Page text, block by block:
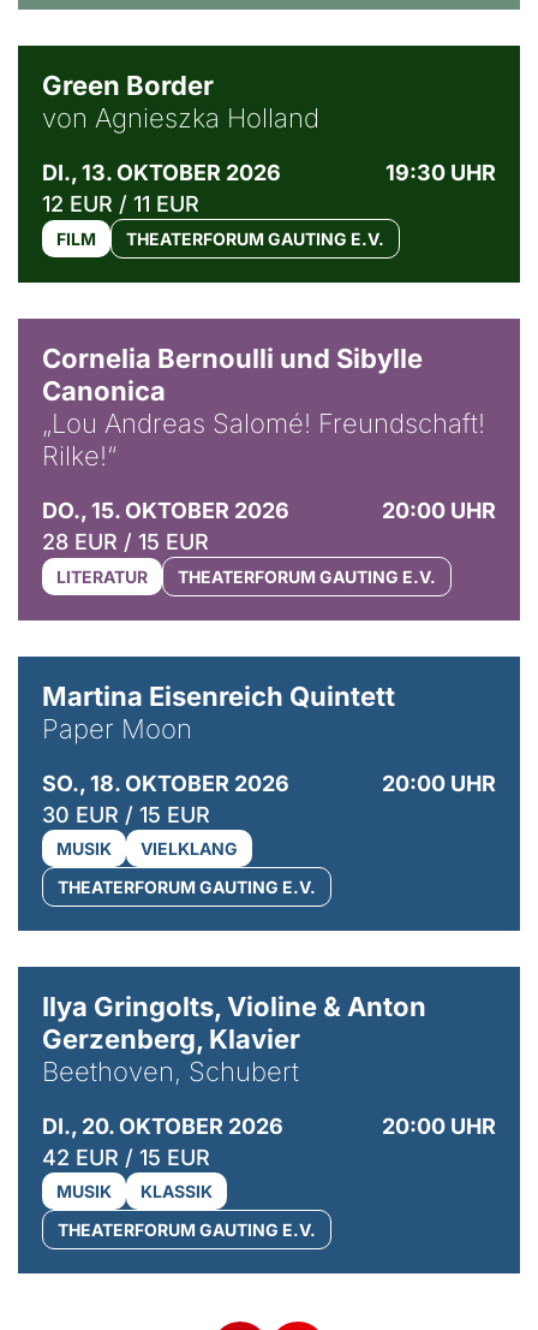
Green Border
von Agnieszka Holland
DI., 13. OKTOBER 2026
19:30 UHR
12 EUR / 11 EUR
FILM THEATERFORUM GAUTING E.V.
Cornelia Bernoulli und Sibylle
Canonica
„Lou Andreas Salomé! Freundschaft!
Rilke!“
DO., 15. OKTOBER 2026
20:00 UHR
28 EUR / 15 EUR
LITERATUR THEATERFORUM GAUTING E.V.
Martina Eisenreich Quintett
Paper Moon
SO., 18. OKTOBER 2026
20:00 UHR
30 EUR / 15 EUR
MUSIK
VIELKLANG
THEATERFORUM GAUTING E.V.
Ilya Gringolts, Violine & Anton
Gerzenberg, Klavier
Beethoven, Schubert
DI., 20. OKTOBER 2026
20:00 UHR
42 EUR / 15 EUR
MUSIK
KLASSIK
THEATERFORUM GAUTING E.V.